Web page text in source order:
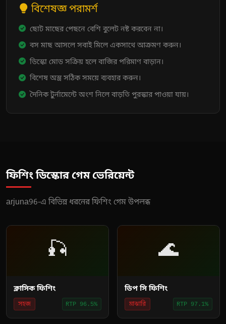
বিশেষজ্ঞ পরামর্শ
ছোট মাছের পেছনে বেশি বুলেট নষ্ট করবেন না।
বস মাছ আসলে সবাই মিলে একসাথে আক্রমণ করুন।
ডিস্কো মোড সক্রিয় হলে বাজির পরিমাণ বাড়ান।
বিশেষ অস্ত্র সঠিক সময়ে ব্যবহার করুন।
দৈনিক টুর্নামেন্টে অংশ নিলে বাড়তি পুরস্কার পাওয়া যায়।
ফিশিং ডিস্কোর গেম ভেরিয়েন্ট
arjuna96-এ বিভিন্ন ধরনের ফিশিং গেম উপলব্ধ
🎣
ক্লাসিক ফিশিং
সহজ RTP 96.5%
🌊
ডিপ সি ফিশিং
মাঝারি RTP 97.1%